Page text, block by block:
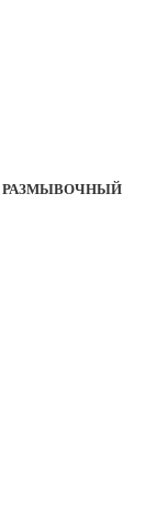
РАЗМЫВОЧНЫЙ